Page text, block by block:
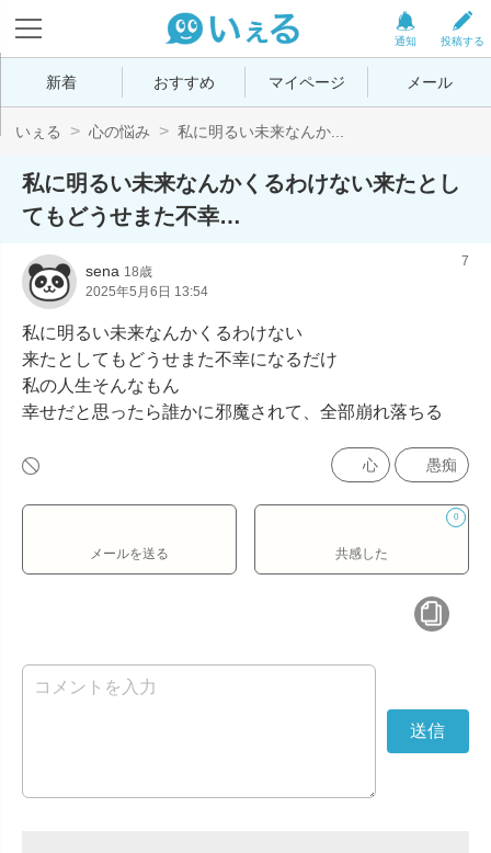
投稿する
通知
新着 おすすめ マイページ メール
いぇる 心の悩み 私に明るい未来なんか...
私に明るい未来なんかくるわけない来たとし
てもどうせまた不幸…
sena 18歳
2025年5月6日 13:54
7
私に明るい未来なんかくるわけない
来たとしてもどうせまた不幸になるだけ
私の人生そんなもん
幸せだと思ったら誰かに邪魔されて、全部崩れ落ちる
心 愚痴
メールを送る
0
共感した